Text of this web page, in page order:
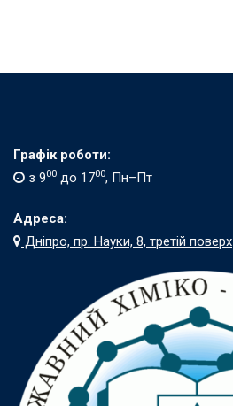
Графік роботи:
з 900 до 1700, Пн–Пт
Адреса:
Дніпро, пр. Науки, 8, третій поверх